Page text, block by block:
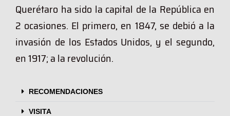
Querétaro ha sido la capital de la República en
2 ocasiones. El primero, en 1847, se debió a la
invasión de los Estados Unidos, y el segundo,
en 1917; a la revolución.
RECOMENDACIONES
VISITA